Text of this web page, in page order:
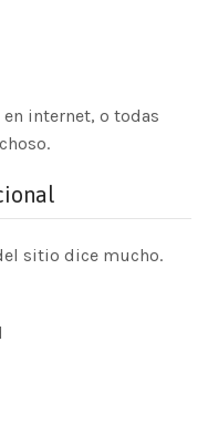
internet, o todas
sitio dice mucho.